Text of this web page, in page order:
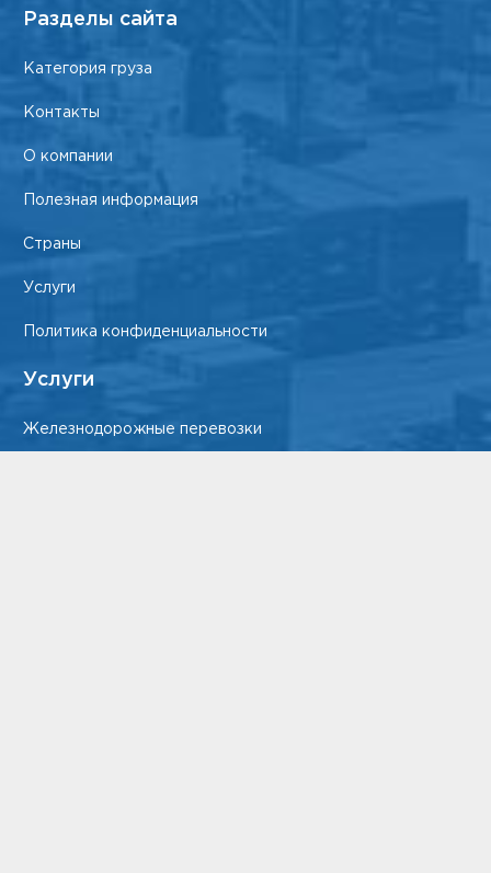
Разделы сайта
Категория груза
Контакты
О компании
Полезная информация
Страны
Услуги
Политика конфиденциальности
Услуги
Железнодорожные перевозки